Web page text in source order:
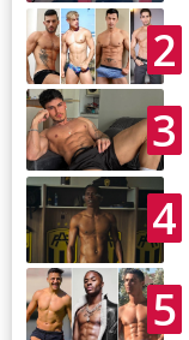
2
3
4
5